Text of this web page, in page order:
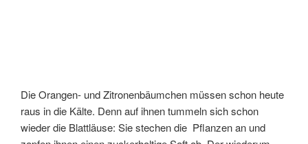
Die Orangen- und Zitronenbäumchen müssen schon heute
raus in die Kälte. Denn auf ihnen tummeln sich schon
wieder die Blattläuse: Siestechen die Pflanzen an und